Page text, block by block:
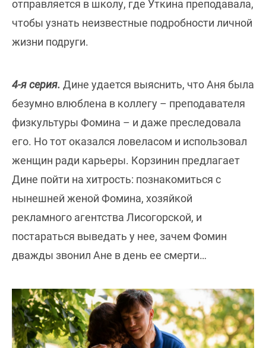
отправляется в школу, где Уткина преподавала,
чтобы узнать неизвестные подробности личной
жизни подруги.
4-я серия. Дине удается выяснить, что Аня была
безумно влюблена в коллегу – преподавателя
физкультуры Фомина – и даже преследовала
его. Но тот оказался ловеласом и использовал
женщин ради карьеры. Корзинин предлагает
Дине пойти на хитрость: познакомиться с
нынешней женой Фомина, хозяйкой
рекламного агентства Лисогорской, и
постараться выведать у нее, зачем Фомин
дважды звонил Ане в день ее смерти…